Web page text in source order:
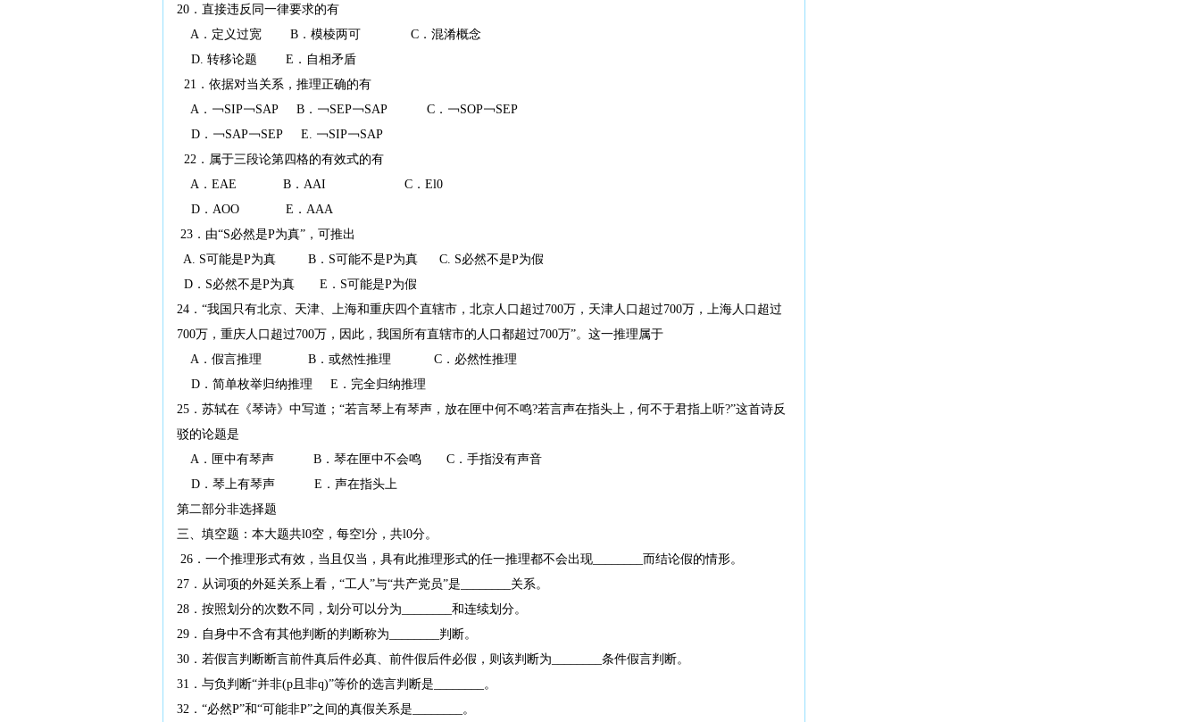
20．直接违反同一律要求的有
A．定义过宽 B．模棱两可 C．混淆概念
D. 转移论题 E．自相矛盾
21．依据对当关系，推理正确的有
A．￢SIP￢SAP B．￢SEP￢SAP C．￢SOP￢SEP
D．￢SAP￢SEP E. ￢SIP￢SAP
22．属于三段论第四格的有效式的有
A．EAE B．AAI C．El0
D．AOO E．AAA
23．由“S必然是P为真”，可推出
A. S可能是P为真 B．S可能不是P为真 C. S必然不是P为假
D．S必然不是P为真 E．S可能是P为假
24．“我国只有北京、天津、上海和重庆四个直辖市，北京人口超过700万，天津人口超过700万，上海人口超过
700万，重庆人口超过700万，因此，我国所有直辖市的人口都超过700万”。这一推理属于
A．假言推理 B．或然性推理 C．必然性推理
D．简单枚举归纳推理 E．完全归纳推理
25．苏轼在《琴诗》中写道；“若言琴上有琴声，放在匣中何不鸣?若言声在指头上，何不于君指上听?”这首诗反
驳的论题是
A．匣中有琴声 B．琴在匣中不会鸣 C．手指没有声音
D．琴上有琴声 E．声在指头上
第二部分非选择题
三、填空题：本大题共l0空，每空l分，共l0分。
26．一个推理形式有效，当且仅当，具有此推理形式的任一推理都不会出现________而结论假的情形。
27．从词项的外延关系上看，“工人”与“共产党员”是________关系。
28．按照划分的次数不同，划分可以分为________和连续划分。
29．自身中不含有其他判断的判断称为________判断。
30．若假言判断断言前件真后件必真、前件假后件必假，则该判断为________条件假言判断。
31．与负判断“并非(p且非q)”等价的选言判断是________。
32．“必然P”和“可能非P”之间的真假关系是________。